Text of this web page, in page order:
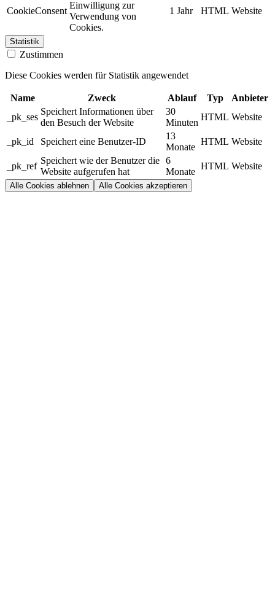
CookieConsent
Einwilligung zur
Verwendung von
Cookies.
1 Jahr HTML Website
Statistik
Zustimmen
Diese Cookies werden für Statistik angewendet
Name Zweck Ablauf Typ
Anbieter
_pk_ses
Speichert Informationen über
den Besuch der Website
30
Minuten
HTML Website
_pk_id Speichert eine Benutzer-ID
13
Monate
HTML Website
_pk_ref
Speichert wie der Benutzer die
Website aufgerufen hat
6
Monate
HTML Website
Alle Cookies ablehnen Alle Cookies akzeptieren